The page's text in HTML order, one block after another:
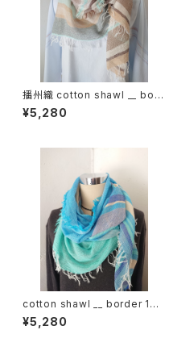
播州織 cotton shawl __ bord
er 160 啓蟄w
¥5,280
cotton shawl __ border 160
海嶺w
¥5,280